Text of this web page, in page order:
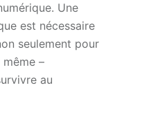
Une
est nécessaire
seulement pour
–
au